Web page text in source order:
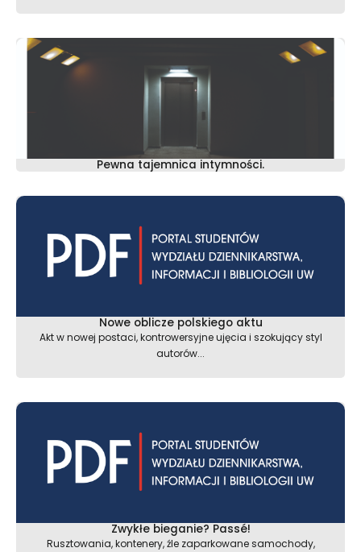
Pewna tajemnica intymności.
Nowe oblicze polskiego aktu
Akt w nowej postaci, kontrowersyjne ujęcia i szokujący styl
autorów...
Zwykłe bieganie? Passé!
Rusztowania, kontenery, źle zaparkowane samochody,